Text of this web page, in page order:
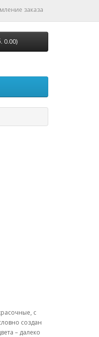
заказа
0.00)
с
создан
– далеко